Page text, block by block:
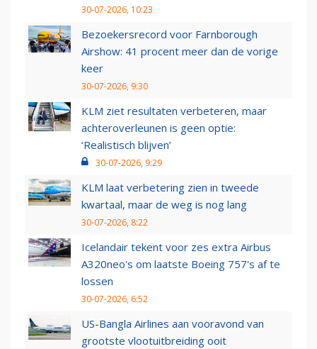
30-07-2026, 10:23
Bezoekersrecord voor Farnborough
Airshow: 41 procent meer dan de vorige
keer
30-07-2026, 9:30
KLM ziet resultaten verbeteren, maar
achteroverleunen is geen optie:
‘Realistisch blijven’
30-07-2026, 9:29
KLM laat verbetering zien in tweede
kwartaal, maar de weg is nog lang
30-07-2026, 8:22
Icelandair tekent voor zes extra Airbus
A320neo's om laatste Boeing 757's af te
lossen
30-07-2026, 6:52
US-Bangla Airlines aan vooravond van
grootste vlootuitbreiding ooit